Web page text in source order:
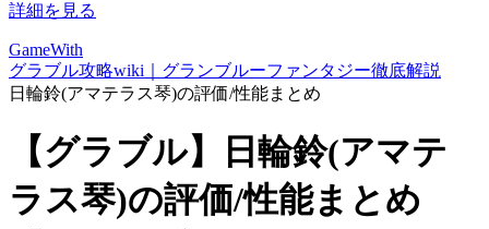
詳細を見る
GameWith
グラブル攻略wiki｜グランブルーファンタジー徹底解説
日輪鈴(アマテラス琴)の評価/性能まとめ
【グラブル】日輪鈴(アマテ
ラス琴)の評価/性能まとめ